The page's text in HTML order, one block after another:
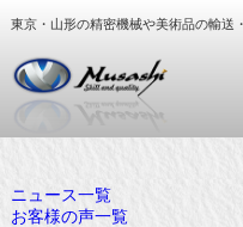
東京・山形の精密機械や美術品の輸送
大型精
ニュース一覧
お客様の声一覧